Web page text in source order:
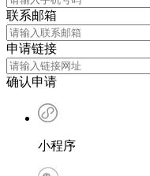
联系邮箱
申请链接
确认申请
小程序